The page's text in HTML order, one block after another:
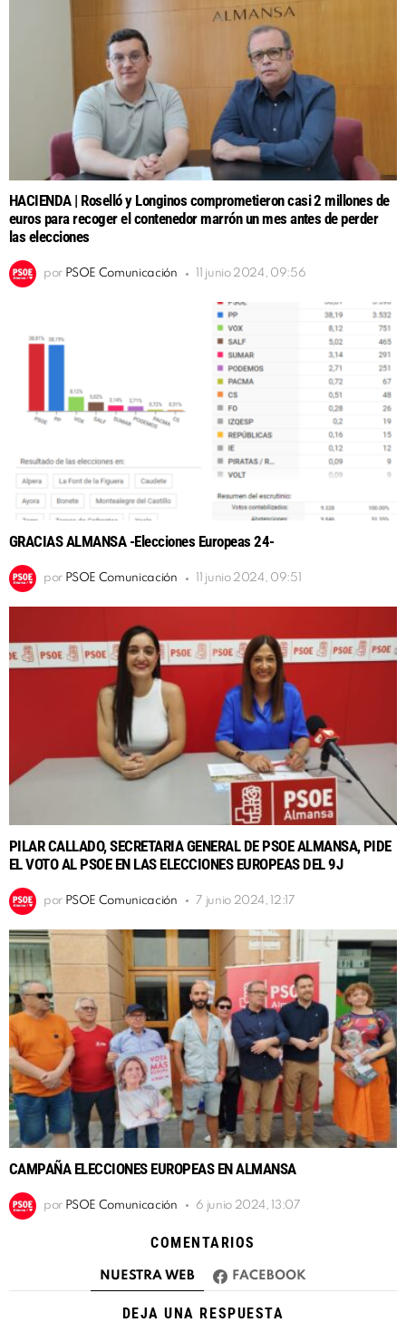
HACIENDA | Roselló y Longinos comprometieron casi 2 millones de
euros para recoger el contenedor marrón un mes antes de perder
las elecciones
por PSOE Comunicación 11 junio 2024, 09:56
GRACIAS ALMANSA -Elecciones Europeas 24-
por PSOE Comunicación 11 junio 2024, 09:51
PILAR CALLADO, SECRETARIA GENERAL DE PSOE ALMANSA, PIDE
EL VOTO AL PSOE EN LAS ELECCIONES EUROPEAS DEL 9J
por PSOE Comunicación 7 junio 2024, 12:17
CAMPAÑA ELECCIONES EUROPEAS EN ALMANSA
por PSOE Comunicación 6 junio 2024, 13:07
COMENTARIOS
NUESTRA WEB FACEBOOK
DEJA UNA RESPUESTA